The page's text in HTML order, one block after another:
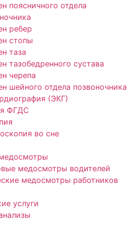
поясничного отдела
ребер
стопы
таза
тазобедренного сустава
черепа
шейного отдела позвоночника
(ЭКГ)
ФГДС
во сне
медосмотры водителей
медосмотры работников
услуги